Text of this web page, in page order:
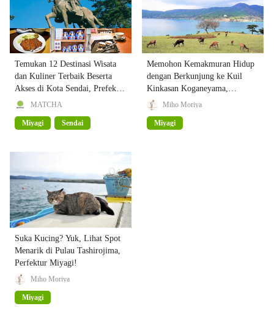
Temukan 12 Destinasi Wisata
dan Kuliner Terbaik Beserta
Akses di Kota Sendai, Prefektur
Miyagi!MATCHA
Miyagi Sendai
Memohon Kemakmuran Hidup
dengan Berkunjung ke Kuil
Kinkasan Koganeyama,
Perfektur Miyagi
Miho Moriya
Miyagi
Suka Kucing? Yuk, Lihat Spot
Menarik di Pulau Tashirojima,
Perfektur Miyagi!
Miho Moriya
Miyagi